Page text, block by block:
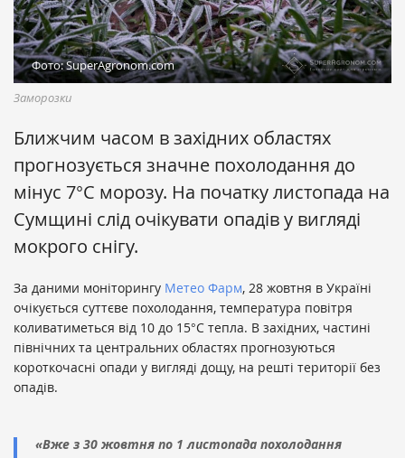
Фото: SuperAgronom.com
Заморозки
Ближчим часом в західних областях
прогнозується значне похолодання до
мінус 7°С морозу. На початку листопада на
Сумщині слід очікувати опадів у вигляді
мокрого снігу.
За даними моніторингу Метео Фарм, 28 жовтня в Україні
очікується суттєве похолодання, температура повітря
коливатиметься від 10 до 15°С тепла. В західних, частині
північних та центральних областях прогнозуються
короткочасні опади у вигляді дощу, на решті території без
опадів.
«Вже з 30 жовтня по 1 листопада похолодання